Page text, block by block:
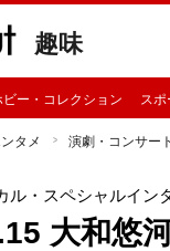
趣味
ビー・コレクション スポ
タメ 演劇・コンサート
ル・スペシャルイン
大和悠